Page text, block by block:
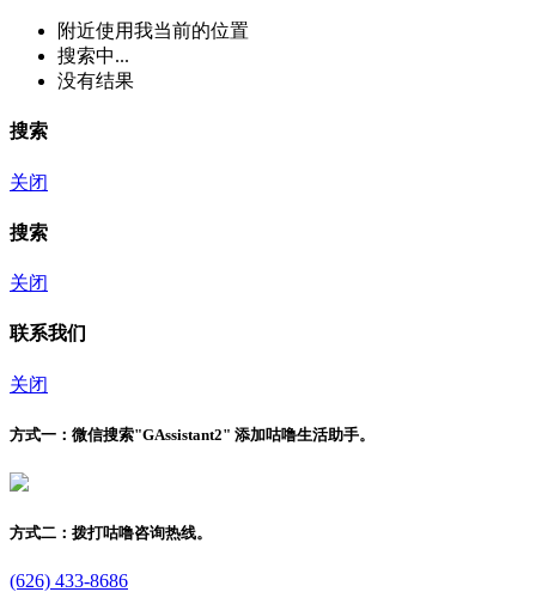
附近使用我当前的位置
搜索中...
没有结果
搜索
关闭
搜索
关闭
联系我们
关闭
方式一： 微信搜索"GAssistant2" 添加咕噜生活助手。
方式二： 拨打咕噜咨询热线。
(626) 433-8686